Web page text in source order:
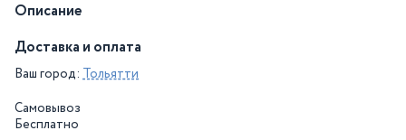
Описание
Доставка и оплата
Ваш город: Тольятти
Самовывоз
Бесплатно